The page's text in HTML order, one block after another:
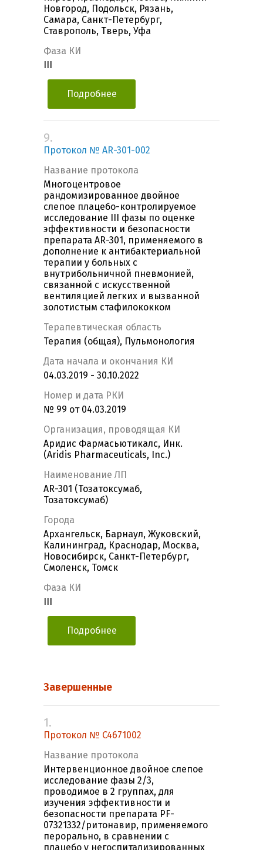
Новгород, Подольск, Рязань,
Самара, Санкт-Петербург,
Ставрополь, Тверь, Уфа
Фаза КИ
Подробнее
9.
Протокол № AR-301-002
Название протокола
Многоцентровое
рандомизированное двойное
слепое плацебо-контролируемое
исследование III фазы по оценке
эффективности и безопасности
препарата AR-301, применяемого в
дополнение к антибактериальной
терапии у больных с
внутрибольничной пневмонией,
связанной с искусственной
вентиляцией легких и вызванной
золотистым стафилококком
Терапевтическая область
Терапия (общая), Пульмонология
Дата начала и окончания КИ
04.03.2019 - 30.10.2022
Номер и дата РКИ
№ 99 от 04.03.2019
Организация, проводящая КИ
Аридис Фармасьютикалс, Инк.
(Aridis Pharmaceuticals, Inc.)
Наименование ЛП
AR-301 (Тозатоксумаб,
Тозатоксумаб)
Города
Архангельск, Барнаул, Жуковский,
Калининград, Краснодар, Москва,
Новосибирск, Санкт-Петербург,
Смоленск, Томск
Фаза КИ
Подробнее
Завершенные
1.
Протокол № C4671002
Название протокола
Интервенционное двойное слепое
исследование фазы 2/3,
проводимое в 2 группах, для
изучения эффективности и
безопасности препарата PF-
07321332/ритонавир, применяемого
перорально, в сравнении с
плацебо у негоспитализированных